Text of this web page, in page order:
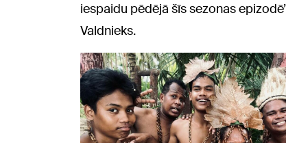
iespaidu pēdējā šīs sezonas
Valdnieks.